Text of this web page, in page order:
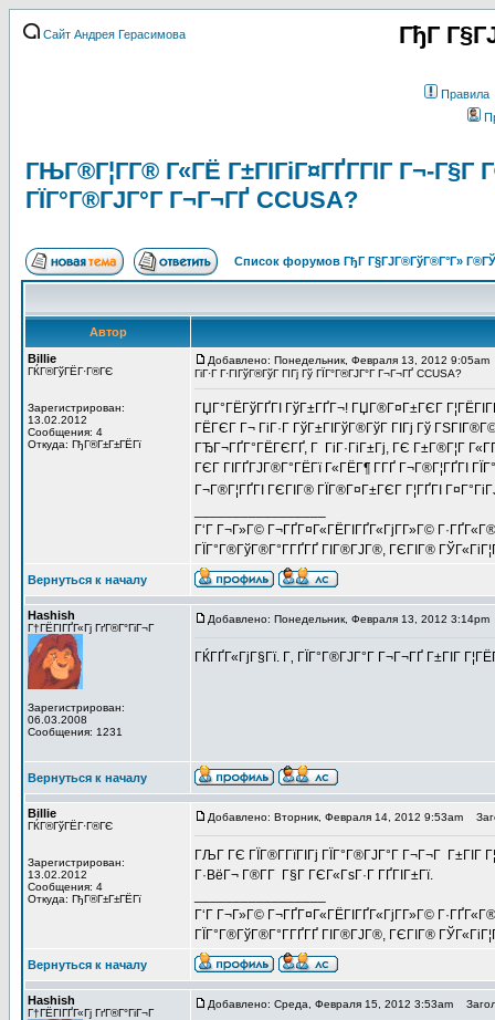
Сайт Андрея Герасимова ГђГ
Правила
ГЊГ®Г¦Г­Г® Г«ГЁ Г±ГІГіГ¤ГҐГ­ГІГ Г¬-Г§Г
ГЇГ°Г®ГЈГ°Г Г¬Г¬ГҐ CCUSA?
Список форумов ГђГ Г§ГЈГ®ГўГ®Г°Г»
Автор
Billie
ГЌГ®ГўГЁГ·Г®ГЄ
Зарегистрирован:
13.02.2012
Сообщения: 4
Откуда: ГђГ®Г±Г±ГЁГї
Добавлено: Понедельник, Февраля 13, 2012 9:05am
ГіГ·Г Г·ГІГўГ®ГўГ ГІГј Гў ГЇГ°Г®ГЈГ°Г Г¬Г¬ГҐ CCUSA?
ГЏГ°ГЁГўГҐГІ ГўГ±ГҐГ¬! ГЏГ®Г¤Г±ГЄГ
ГЁГЄГ Г¬ ГіГ·Г ГўГ±ГІГўГ®ГўГ ГІГј Гў
ГЂГ¬ГҐГ°ГЁГЄГҐ, Г ГіГ·ГіГ±Гј, ГЄ Г±Г®Г¦Г
ГЄГ ГІГҐГЈГ®Г°ГЁГї Г«ГЁГ¶ Г­ГҐ Г¬Г®Г¦ГҐГІ
Г¬Г®Г¦ГҐГІ ГЄГІГ® ГЇГ®Г¤Г±ГЄГ Г¦ГҐГІ
Г‘Г Г¬Г»Г© Г¬ГҐГ¤Г«ГЁГІГҐГ«ГјГ­Г»Г©
ГЇГ°Г®ГўГ®Г°Г­ГҐГҐ ГІГ®ГЈГ®, ГЄГІГ®
Вернуться к началу
Hashish
Г†ГЁГІГҐГ«Гј ГґГ®Г°ГіГ¬Г
Зарегистрирован:
06.03.2008
Сообщения: 1231
Добавлено: Понедельник, Февраля 13, 2012 3:14pm
ГЌГҐГ«ГјГ§Гї. Г‚ ГЇГ°Г®ГЈГ°Г Г¬Г¬ГҐ Г±ГІГ
Вернуться к началу
Billie
ГЌГ®ГўГЁГ·Г®ГЄ
Зарегистрирован:
13.02.2012
Сообщения: 4
Откуда: ГђГ®Г±Г±ГЁГї
Добавлено: Вторник, Февраля 14, 2012 9:53am
ГЉГ ГЄ ГЇГ®Г­ГїГІГј ГЇГ°Г®ГЈГ°Г Г¬Г¬Г Г±ГІГ
Г·ВёГ¬ Г®Г­Г Г§Г ГЄГ«ГѕГ·Г ГҐГІГ±Гї.
Г‘Г Г¬Г»Г© Г¬ГҐГ¤Г«ГЁГІГҐГ«ГјГ­Г»Г©
ГЇГ°Г®ГўГ®Г°Г­ГҐГҐ ГІГ®ГЈГ®, ГЄГІГ®
Вернуться к началу
Hashish
Г†ГЁГІГҐГ«Гј ГґГ®Г°ГіГ¬Г
Добавлено: Среда, Февраля 15, 2012 3:53am